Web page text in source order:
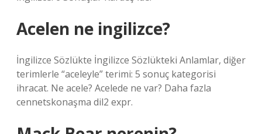
Acelen ne ingilizce?
İngilizce Sözlükte İngilizce Sözlükteki Anlamlar, diğer
terimlerle “aceleyle” terimi: 5 sonuç kategorisi
ihracat. Ne acele? Acelede ne var? Daha fazla
cennetskonaşma dil2 expr.